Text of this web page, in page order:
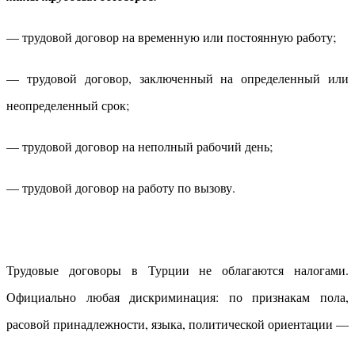
— трудовой договор на временную или постоянную работу;
— трудовой договор, заключенный на определенный или
неопределенный срок;
— трудовой договор на неполный рабочий день;
— трудовой договор на работу по вызову.
Трудовые договоры в Турции не облагаются налогами.
Официально любая дискриминация: по признакам пола,
расовой принадлежности, языка, политической ориентации —